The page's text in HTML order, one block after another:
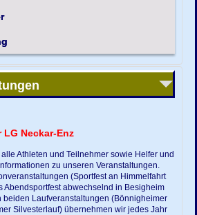
Neckar-Enz
Athleten und Teilnehmer sowie Helfer und
zu unseren Veranstaltungen.
(Sportfest an Himmelfahrt
Abendsportfest abwechselnd in Besigheim
beiden Laufveranstaltungen (Bönnigheimer
Silvesterlauf) übernehmen wir jedes Jahr